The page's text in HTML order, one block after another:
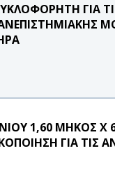
ΓΙΑ
1,60 ΜΗΚΟΣ X
ΓΙΑ ΤΙΣ